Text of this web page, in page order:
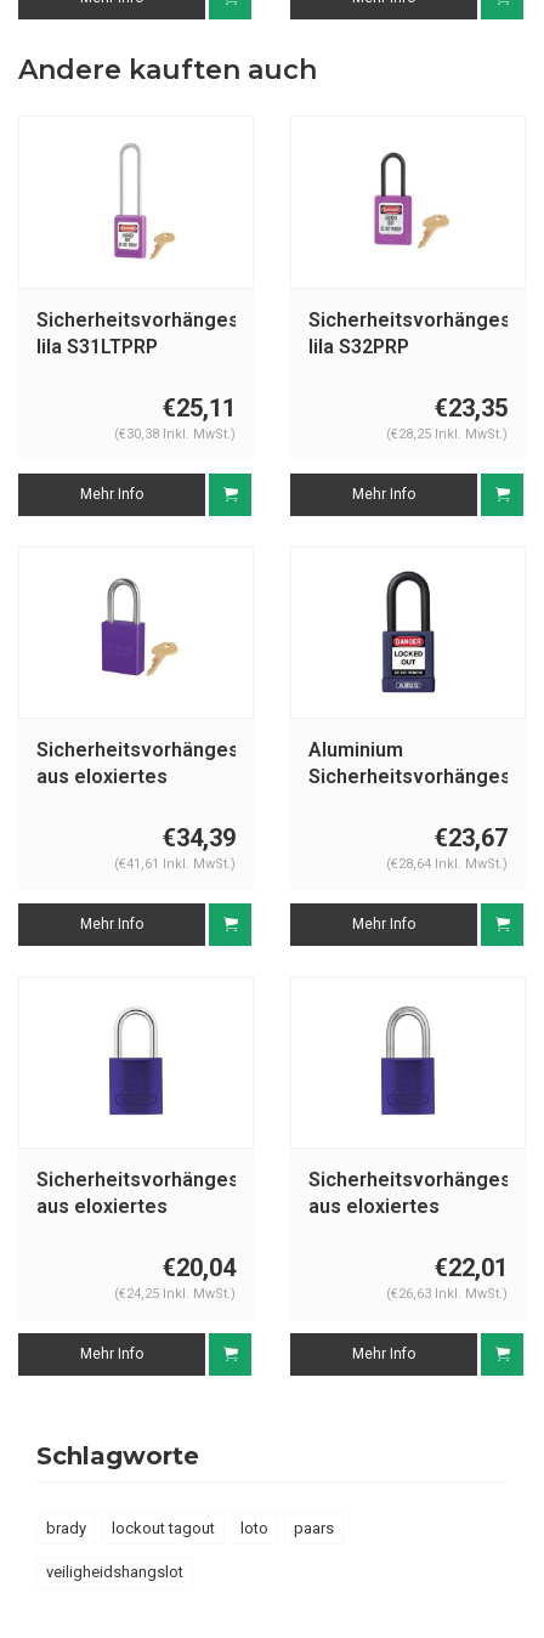
Andere kauften auch
Sicherheitsvorhängeschloss
lila S31LTPRP
€25,11
(€30,38 Inkl. MwSt.)
Mehr Info
lila S32PRP
€23,35
(€28,25 Inkl. MwSt.)
Mehr Info
Sicherheitsvorhängeschloss
aus eloxiertes
€34,39
(€41,61 Inkl. MwSt.)
Mehr Info
Aluminium
€23,67
(€28,64 Inkl. MwSt.)
Mehr Info
Sicherheitsvorhängeschloss
aus eloxiertes
€20,04
(€24,25 Inkl. MwSt.)
Mehr Info
aus eloxiertes
€22,01
(€26,63 Inkl. MwSt.)
Mehr Info
Schlagworte
brady lockout tagout loto paars
veiligheidshangslot